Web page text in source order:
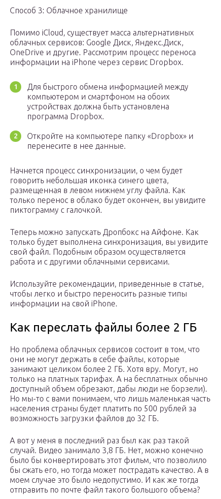
Способ 3: Облачное хранилище
Помимо iCloud, существует масса альтернативных
облачных сервисов: Google Диск, Яндекс.Диск,
OneDrive и другие. Рассмотрим процесс переноса
информации на iPhone через сервис Dropbox.
Для быстрого обмена информацией между
компьютером и смартфоном на обоих
устройствах должна быть установлена
программа Dropbox.
Откройте на компьютере папку «Dropbox» и
перенесите в нее данные.
Начнется процесс синхронизации, о чем будет
говорить небольшая иконка синего цвета,
размещенная в левом нижнем углу файла. Как
только перенос в облако будет окончен, вы увидите
пиктограмму с галочкой.
Теперь можно запускать Дропбокс на Айфоне. Как
только будет выполнена синхронизация, вы увидите
свой файл. Подобным образом осуществляется
работа и с другими облачными сервисами.
Используйте рекомендации, приведенные в статье,
чтобы легко и быстро переносить разные типы
информации на свой iPhone.
Как переслать файлы более 2 ГБ
Но проблема облачных сервисов состоит в том, что
они не могут держать в себе файлы, которые
занимают целиком более 2 ГБ. Хотя вру. Могут, но
только на платных тарифах. А на бесплатных обычно
доступный объем обрезают, дабы люди не борзели).
Но мы-то с вами понимаем, что лишь маленькая часть
населения страны будет платить по 500 рублей за
возможность загрузки файлов до 32 ГБ.
А вот у меня в последний раз был как раз такой
случай. Видео занимало 3,8 ГБ. Нет, можно конечно
было бы конвертировать этот фильм, что позволило
бы сжать его, но тогда может пострадать качество. А в
моем случае это было недопустимо. И как же тогда
отправить по почте файл такого большого объема?